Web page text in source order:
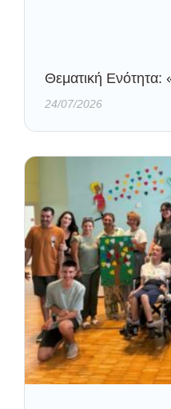
Θεματική Ενότητα:
24/07/2026